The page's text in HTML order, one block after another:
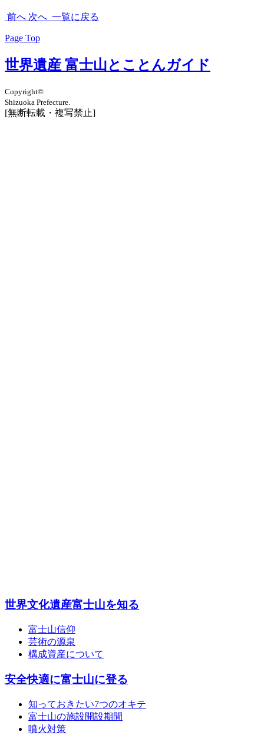
前へ 次へ 一覧に戻る
Page Top
世界遺産 富士山とことんガイド
Copyright©
Shizuoka Prefecture.
[無断転載・複写禁止]
世界文化遺産富士山を知る
富士山信仰
芸術の源泉
構成資産について
安全快適に富士山に登る
知っておきたい7つのオキテ
富士山の施設開設期間
噴火対策